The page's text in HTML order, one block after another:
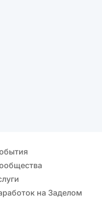
на Заделом